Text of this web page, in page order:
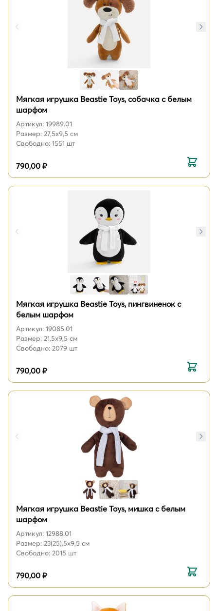
Мягкая игрушка Beastie Toys, собачка с белым
шарфом
Артикул: 19989.01
Размер: 27,5х9,5 см
Свободно: 1551 шт
790,00 ₽
Мягкая игрушка Beastie Toys, пингвиненок с
белым шарфом
Артикул: 19085.01
Размер: 21,5х9,5 см
Свободно: 2079 шт
790,00 ₽
Мягкая игрушка Beastie Toys, мишка с белым
шарфом
Артикул: 12988.01
Размер: 23(25),5х9,5 см
Свободно: 2015 шт
790,00 ₽